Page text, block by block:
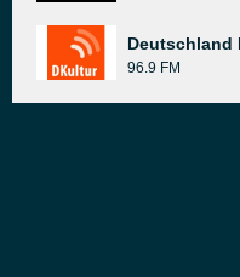
Deutschland
96.9 FM